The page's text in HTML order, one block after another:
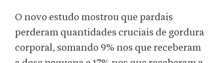
O novo estudo mostrou que pardais
perderam quantidades cruciais de gordura
corporal, somando 9% nos que receberam